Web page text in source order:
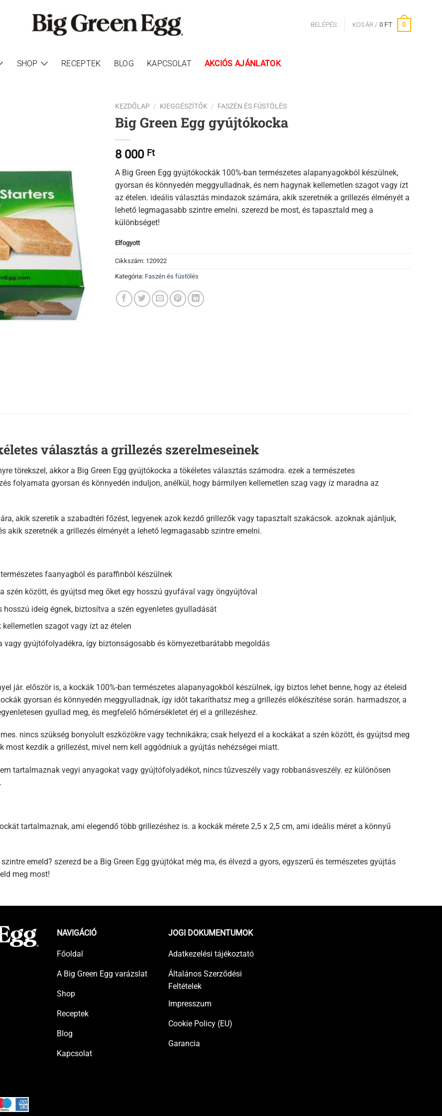
BELÉPÉS KOSÁR / 0 FT 0
SHOP RECEPTEK BLOG KAPCSOLAT AKCIÓS AJÁNLATOK
KEZDŐLAP / KIEGGÉSZÍTŐK / FASZÉN ÉS FÜSTÖLÉS
Big Green Egg gyújtókocka
8 000 Ft
A Big Green Egg gyújtókockák 100%-ban természetes alapanyagokból készülnek,
gyorsan és könnyedén meggyulladnak, és nem hagynak kellemetlen szagot vagy ízt
az ételen. ideális választás mindazok számára, akik szeretnék a grillezés élményét a
lehető legmagasabb szintre emelni. szerezd be most, és tapasztald meg a
különbséget!
Elfogyott
Cikkszám: 120922
Kategória: Faszén és füstölés
választás a grillezés szerelmeseinek
törekszel, akkor a Big Green Egg gyújtókocka a tökéletes választás számodra. ezek a természetes
folyamata gyorsan és könnyedén induljon, anélkül, hogy bármilyen kellemetlen szag vagy íz maradna az
akik szeretik a szabadtéri főzést, legyenek azok kezdő grillezők vagy tapasztalt szakácsok. azoknak ajánljuk,
akik szeretnék a grillezés élményét a lehető legmagasabb szintre emelni.
faanyagból és paraffinból készülnek
szén között, és gyújtsd meg őket egy hosszú gyufával vagy öngyújtóval
ideig égnek, biztosítva a szén egyenletes gyulladását
szagot vagy ízt az ételen
gyújtófolyadékra, így biztonságosabb és környezetbarátabb megoldás
jár. először is, a kockák 100%-ban természetes alapanyagokból készülnek, így biztos lehet benne, hogy az ételeid
gyorsan és könnyedén meggyulladnak, így időt takaríthatsz meg a grillezés előkészítése során. harmadszor, a
gyullad meg, és megfelelő hőmérsékletet érj el a grillezéshez.
nincs szükség bonyolult eszközökre vagy technikákra; csak helyezd el a kockákat a szén között, és gyújtsd meg
most kezdik a grillezést, mivel nem kell aggódniuk a gyújtás nehézségei miatt.
tartalmaznak vegyi anyagokat vagy gyújtófolyadékot, nincs tűzveszély vagy robbanásveszély. ez különösen
tartalmaznak, ami elegendő több grillezéshez is. a kockák mérete 2,5 x 2,5 cm, ami ideális méret a könnyű
emeld? szerezd be a Big Green Egg gyújtókat még ma, és élvezd a gyors, egyszerű és természetes gyújtás
meg most!
NAVIGÁCIÓ
Főoldal
A Big Green Egg varázslat
Shop
Receptek
Blog
Kapcsolat
JOGI DOKUMENTUMOK
Adatkezelési tájékoztató
Általános Szerződési
Feltételek
Impresszum
Cookie Policy (EU)
Garancia